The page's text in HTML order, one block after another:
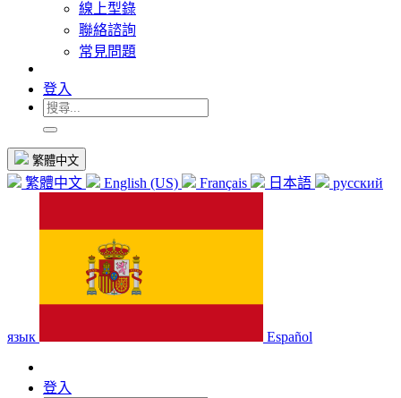
線上型錄
聯絡諮詢
常見問題
登入
繁體中文
繁體中文 English (US) Français 日本語 русский
язык Español
登入